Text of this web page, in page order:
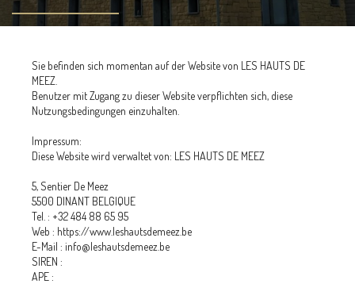
Sie befinden sich momentan auf der Website von LES HAUTS DE
MEEZ.
Benutzer mit Zugang zu dieser Website verpflichten sich, diese
Nutzungsbedingungen einzuhalten.
Impressum:
Diese Website wird verwaltet von: LES HAUTS DE MEEZ
5, Sentier De Meez
5500 DINANT BELGIQUE
Tel. : +32 484 88 65 95
Web : https://www.leshautsdemeez.be
E-Mail : info@leshautsdemeez.be
SIREN :
APE :